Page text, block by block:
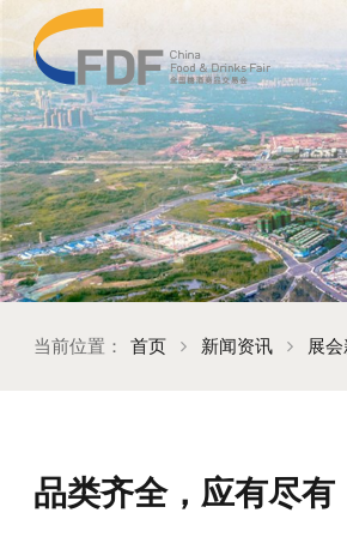
当前位置： 首页 新闻资讯 展
品类齐全，应有尽有